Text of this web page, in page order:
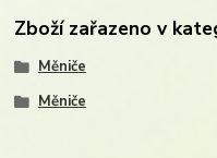
Zboží zařazeno v
Měniče
Měniče